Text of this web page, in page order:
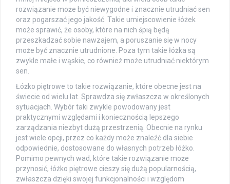
rozwiązanie może być niewygodne i znacznie utrudniać sen
oraz pogarszać jego jakość. Takie umiejscowienie łóżek
może sprawić, że osoby, które na nich śpią będą
przeszkadzać sobie nawzajem, a poruszanie się w nocy
może być znacznie utrudnione. Poza tym takie łóżka są
zwykle małe i wąskie, co również może utrudniać niektórym
sen.
Łóżko piętrowe to takie rozwiązanie, które obecne jest na
świecie od wielu lat. Sprawdza się zwłaszcza w określonych
sytuacjach. Wybór taki zwykle powodowany jest
praktycznymi względami i koniecznością lepszego
zarządzania niezbyt dużą przestrzenią. Obecnie na rynku
jest wiele opcji, przez co każdy może znaleźć dla siebie
odpowiednie, dostosowane do własnych potrzeb łóżko.
Pomimo pewnych wad, które takie rozwiązanie może
przynosić, łóżko piętrowe cieszy się dużą popularnością,
zwłaszcza dzięki swojej funkcjonalności i względom